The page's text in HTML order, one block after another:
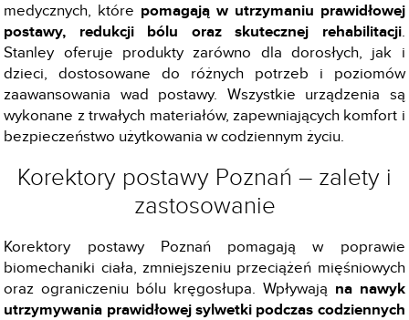
medycznych, które pomagają w utrzymaniu prawidłowej
postawy, redukcji bólu oraz skutecznej rehabilitacji.
Stanley oferuje produkty zarówno dla dorosłych, jak i
dzieci, dostosowane do różnych potrzeb i poziomów
zaawansowania wad postawy. Wszystkie urządzenia są
wykonane z trwałych materiałów, zapewniających komfort i
bezpieczeństwo użytkowania w codziennym życiu.
Korektory postawy Poznań – zalety i
zastosowanie
Korektory postawy Poznań pomagają w poprawie
biomechaniki ciała, zmniejszeniu przeciążeń mięśniowych
oraz ograniczeniu bólu kręgosłupa. Wpływają na nawyk
utrzymywania prawidłowej sylwetki podczas codziennych